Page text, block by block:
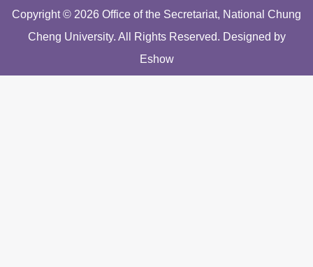
Copyright © 2026 Office of the Secretariat, National Chung
Cheng University. All Rights Reserved. Designed by
Eshow